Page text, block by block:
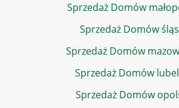
Sprzedaż Domów
Sprzedaż Domów
Sprzedaż Domów
Sprzedaż Domów
Sprzedaż Domów